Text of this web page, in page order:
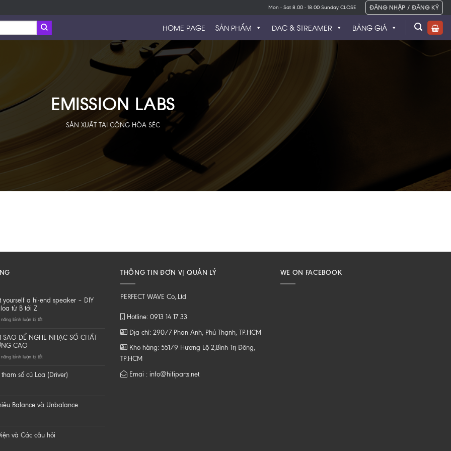
Mon - Sat 8.00 - 18.00 Sunday CLOSE ĐĂNG NHẬP / ĐĂNG KÝ
HOME PAGE SẢN PHẨM BẢNG GIÁ
DAC & STREAMER
EMISSION LABS
SẢN XUẤT TẠI CỘNG HÒA SÉC
yourself a hi-end speaker – DIY
từ B tới Z
bình luận bị tắtở
it
yourself
hi-
speaker
loa
SAO ĐỂ NGHE NHẠC SỐ CHẤT
CAO
bình luận bị tắtở
SAO
ĐỂ
SỐ
CHẤT
số củ Loa (Driver)
Balance và Unbalance
và Các câu hỏi
THÔNG TIN ĐƠN VỊ QUẢN LÝ
PERFECT WAVE Co,.Ltd
Hotline: 0913 14 17 33
Địa chỉ: 290/7 Phan Anh, Phú Thạnh, TP.HCM
Kho hàng: 551/9 Hương Lộ 2,Bình Trị Đông,
TP.HCM
Emai : info@hifiparts.net
WE ON FACEBOOK